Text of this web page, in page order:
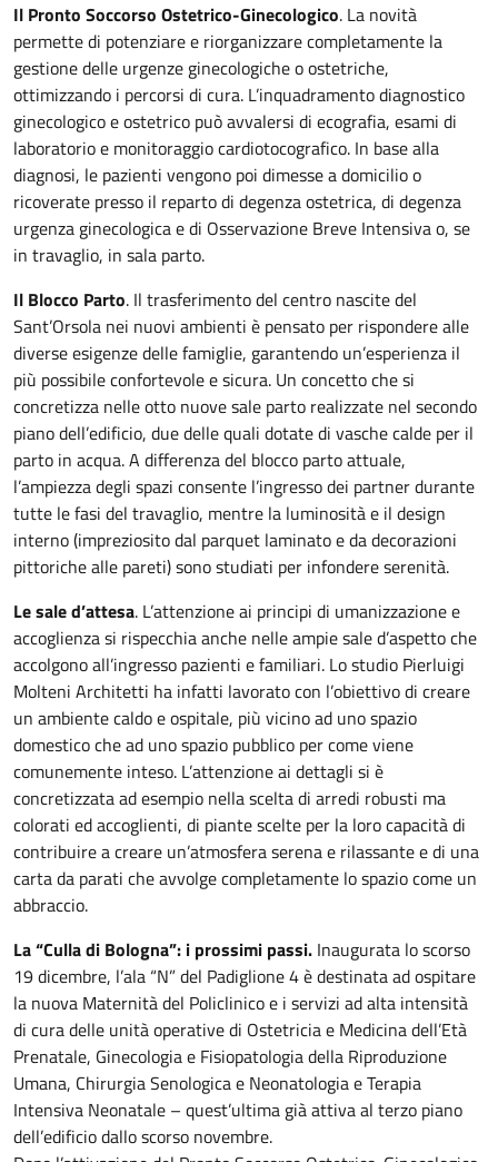
Il Pronto Soccorso Ostetrico-Ginecologico. La novità
permette di potenziare e riorganizzare completamente la
gestione delle urgenze ginecologiche o ostetriche,
ottimizzando i percorsi di cura. L’inquadramento diagnostico
ginecologico e ostetrico può avvalersi di ecografia, esami di
laboratorio e monitoraggio cardiotocografico. In base alla
diagnosi, le pazienti vengono poi dimesse a domicilio o
ricoverate presso il reparto di degenza ostetrica, di degenza
urgenza ginecologica e di Osservazione Breve Intensiva o, se
in travaglio, in sala parto.
Il Blocco Parto. Il trasferimento del centro nascite del
Sant’Orsola nei nuovi ambienti è pensato per rispondere alle
diverse esigenze delle famiglie, garantendo un’esperienza il
più possibile confortevole e sicura. Un concetto che si
concretizza nelle otto nuove sale parto realizzate nel secondo
piano dell’edificio, due delle quali dotate di vasche calde per il
parto in acqua. A differenza del blocco parto attuale,
l’ampiezza degli spazi consente l’ingresso dei partner durante
tutte le fasi del travaglio, mentre la luminosità e il design
interno (impreziosito dal parquet laminato e da decorazioni
pittoriche alle pareti) sono studiati per infondere serenità.
Le sale d’attesa. L’attenzione ai principi di umanizzazione e
accoglienza si rispecchia anche nelle ampie sale d’aspetto che
accolgono all’ingresso pazienti e familiari. Lo studio Pierluigi
Molteni Architetti ha infatti lavorato con l’obiettivo di creare
un ambiente caldo e ospitale, più vicino ad uno spazio
domestico che ad uno spazio pubblico per come viene
comunemente inteso. L’attenzione ai dettagli si è
concretizzata ad esempio nella scelta di arredi robusti ma
colorati ed accoglienti, di piante scelte per la loro capacità di
contribuire a creare un’atmosfera serena e rilassante e di una
carta da parati che avvolge completamente lo spazio come un
abbraccio.
La “Culla di Bologna”: i prossimi passi. Inaugurata lo scorso
19 dicembre, l’ala “N” del Padiglione 4 è destinata ad ospitare
la nuova Maternità del Policlinico e i servizi ad alta intensità
di cura delle unità operative di Ostetricia e Medicina dell’Età
Prenatale, Ginecologia e Fisiopatologia della Riproduzione
Umana, Chirurgia Senologica e Neonatologia e Terapia
Intensiva Neonatale – quest’ultima già attiva al terzo piano
dell’edificio dallo scorso novembre.